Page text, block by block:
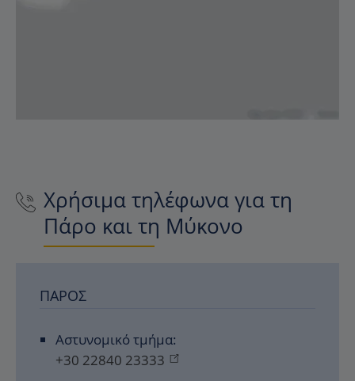
Χρήσιμα τηλέφωνα για τη
Πάρο και τη Μύκονο
ΠΆΡΟΣ
Αστυνομικό τμήμα:
+30 22840 23333